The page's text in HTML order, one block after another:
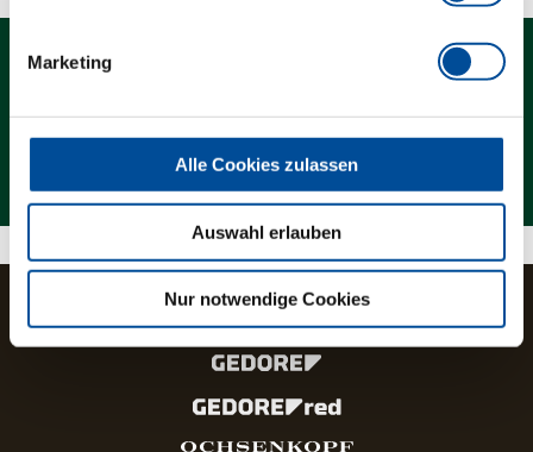
Marketing
Alle Cookies zulassen
Auswahl erlauben
Nur notwendige Cookies
Magazin
Die Marken und Produktlinien der GEDORE Gruppe